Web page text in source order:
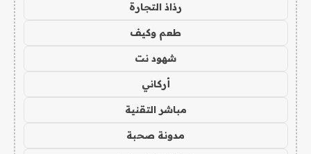
رذاذ التجارة
طعم وكيف
شهود نت
أركاني
مباشر التقنية
مدونة صحبة